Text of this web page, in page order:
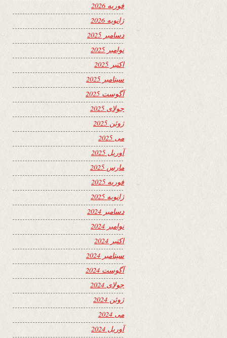
فوریه 2026
ژانویه 2026
دسامبر 2025
نوامبر 2025
اکتبر 2025
سپتامبر 2025
آگوست 2025
جولای 2025
ژوئن 2025
می 2025
آوریل 2025
مارس 2025
فوریه 2025
ژانویه 2025
دسامبر 2024
نوامبر 2024
اکتبر 2024
سپتامبر 2024
آگوست 2024
جولای 2024
ژوئن 2024
می 2024
آوریل 2024